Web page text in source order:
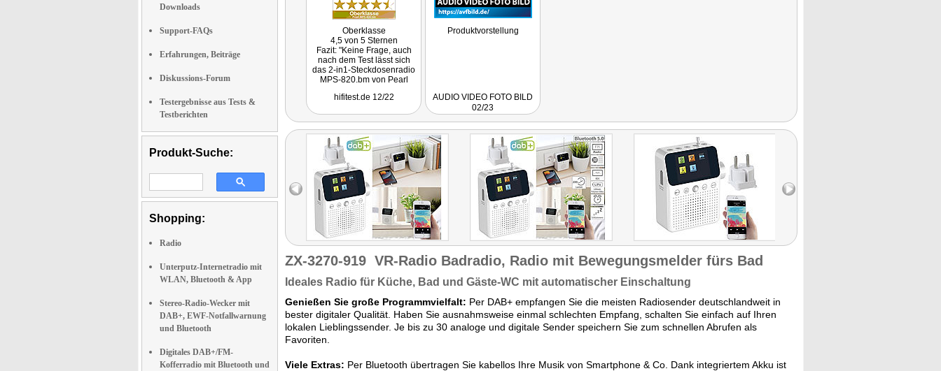
Downloads
Support-FAQs
Erfahrungen, Beiträge
Diskussions-Forum
Testergebnisse aus Tests &
Testberichten
Produkt-Suche:
Shopping:
Radio
Unterputz-Internetradio mit
WLAN, Bluetooth & App
Stereo-Radio-Wecker mit
DAB+, EWF-Notfallwarnung
und Bluetooth
Digitales DAB+/FM-
Kofferradio mit Bluetooth und
Oberklasse
4,5 von 5 Sternen
Fazit: "Keine Frage, auch
nach dem Test lässt sich
das 2-in1-Steckdosenradio
MPS-820.bm von Pearl
Geräte-Kategorie stecken,
multifunktionales DAB+
Radio."
hifitest.de 12/22
Produktvorstellung
AUDIO VIDEO FOTO BILD
02/23
ZX-3270-919 VR-Radio Badradio, Radio mit Bewegungsmelder fürs Bad
Ideales Radio für Küche, Bad und Gäste-WC mit automatischer Einschaltung
Genießen Sie große Programmvielfalt: Per DAB+ empfangen Sie die meisten Radiosender deutschlandweit in
bester digitaler Qualität. Haben Sie ausnahmsweise einmal schlechten Empfang, schalten Sie einfach auf Ihren
lokalen Lieblingssender. Je bis zu 30 analoge und digitale Sender speichern Sie zum schnellen Abrufen als
Favoriten.
Viele Extras: Per Bluetooth übertragen Sie kabellos Ihre Musik von Smartphone & Co. Dank integriertem Akku ist